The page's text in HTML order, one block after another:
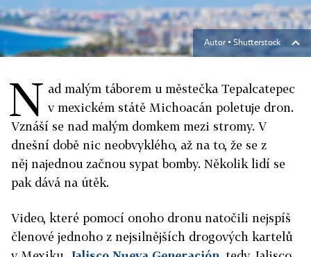
Autor ▪ Shutterstock
N ad malým táborem u městečka Tepalcatepec
v mexickém státě Michoacán poletuje dron.
Vznáší se nad malým domkem mezi stromy. V
dnešní době nic neobvyklého, až na to, že se z
něj najednou začnou sypat bomby. Několik lidí se
pak dává na útěk.
Video, které pomocí onoho dronu natočili nejspíš
členové jednoho z nejsilnějších drogových kartelů